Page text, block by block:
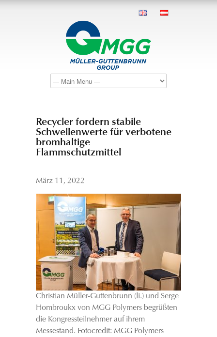
Recycler fordern stabile
Schwellenwerte für verbotene
bromhaltige
Flammschutzmittel
März 11, 2022
Christian Müller-Guttenbrunn (li.) und Serge
Hombroukx von MGG Polymers begrüßten
die Kongressteilnehmer auf ihrem
Messestand. Fotocredit: MGG Polymers